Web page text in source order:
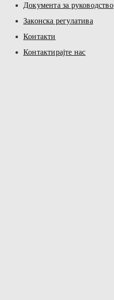
Документа за руководство
Законска регулатива
Контакти
Контактирајте нас